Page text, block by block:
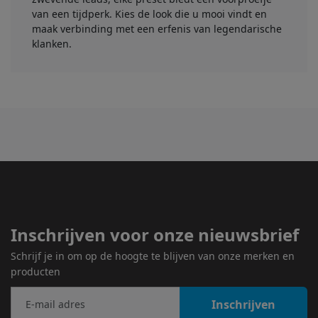
van een tijdperk. Kies de look die u mooi vindt en
maak verbinding met een erfenis van legendarische
klanken.
Inschrijven voor onze nieuwsbrief
Schrijf je in om op de hoogte te blijven van onze merken en
producten
Inschrijven